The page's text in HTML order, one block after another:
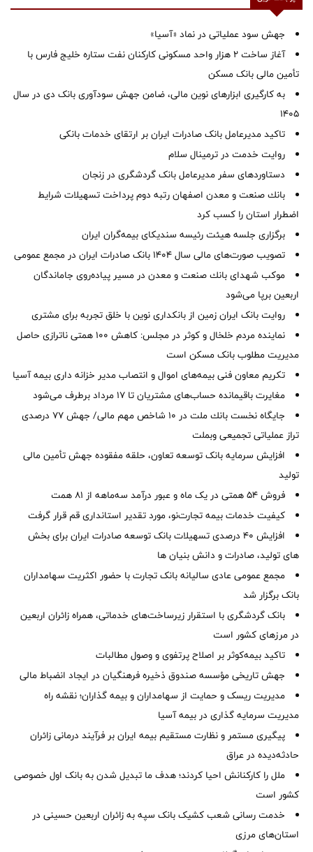
جهش سود عملیاتی در نماد «آسیا»
آغاز ساخت ۲ هزار واحد مسکونی کارکنان نفت ستاره خلیج فارس با
تأمین مالی بانک مسکن
به کارگیری ابزارهای نوین مالی، ضامن جهش سودآوری بانک دی در سال
1405
تاکید مدیرعامل بانک صادرات ایران بر ارتقای خدمات بانکی
روایت خدمت در ترمینال سلام
دستاوردهای سفر مدیرعامل بانک گردشگری در زنجان
بانك صنعت و معدن اصفهان رتبه دوم پرداخت تسهیلات شرایط
اضطرار استان را كسب كرد
برگزاری جلسه هیئت رئیسه سندیکای بیمه‌گران ایران
تصویب صورت‌های مالی سال ۱۴۰۴ بانک صادرات ایران در مجمع عمومی
موكب شهدای بانك صنعت و معدن در مسیر پیاده‌روی جاماندگان
اربعین برپا می‌شود
روایت بانک ایران زمین از بانکداری نوین با خلق تجربه برای مشتری
نماینده مردم خلخال و کوثر در مجلس: کاهش ۱۰۰ همتی ناترازی حاصل
مدیریت مطلوب بانک مسکن است
تکریم معاون فنی بیمه‌های اموال و انتصاب مدیر خزانه داری بیمه آسیا
مغایرت‌ باقیمانده حساب‌های مشتریان تا ۱۷ مرداد برطرف می‌شود
جایگاه نخست بانك ملت در 10 شاخص مهم مالی/ جهش 77 درصدی
تراز عملیاتی تجمیعی وبملت
افزایش سرمایه بانک توسعه تعاون، حلقه مفقوده جهش تأمین مالی
تولید
فروش 54 همتی در یک ماه و عبور درآمد سه‌ماهه از 81 همت
کیفیت خدمات بیمه تجارت‌نو، مورد تقدیر استانداری قم قرار گرفت
افزایش 40 درصدی تسهیلات بانک توسعه صادرات ایران برای بخش
های تولید، صادرات و دانش بنیان ها
مجمع عمومی عادی سالیانه بانک تجارت با حضور اکثریت سهامداران
بانک برگزار شد
بانک گردشگری با استقرار زیرساخت‌های خدماتی، همراه زائران اربعین
در مرزهای کشور است
تاکید بیمه‌کوثر بر اصلاح پرتفوی و وصول مطالبات ‌
جهش تاریخی مؤسسه صندوق ذخیره فرهنگیان در ایجاد انضباط مالی
مدیریت ریسک و حمایت از سهامداران و بیمه گذاران؛ نقشه راه
مدیریت سرمایه گذاری در بیمه آسیا
پیگیری مستمر و نظارت مستقیم بیمه ایران بر فرآیند درمانی زائران
حادثه‌دیده در عراق
ملل را کارکنانش احیا کردند؛ هدف ما تبدیل شدن به بانک اول خصوصی
کشور است
خدمت رسانی شعب کشیک بانک سپه به زائران اربعین حسینی در
استان‌‌های مرزی